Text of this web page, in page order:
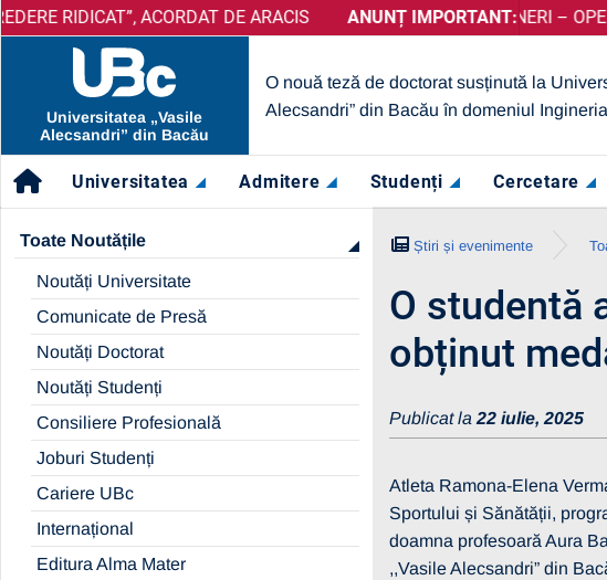
ACORDAT DE ARACIS ANUNȚ IMPORTANT:UBc A OBȚINUT
ANUNȚ IMPORTANT:PRELUNGIRE SELECȚIE PARTENERI – OPERATORI
Universitatea „Vasile
Alecsandri” din Bacău
O nouă teză de doctorat susținută la
Alecsandri” din Bacău în domeniul
Universitatea Admitere Studenți Cercetare
Toate Noutățile
Noutăți Universitate
Comunicate de Presă
Noutăți Doctorat
Noutăți Studenți
Consiliere Profesională
Joburi Studenți
Cariere UBc
Internațional
Editura Alma Mater
Știri și evenimente
O studentă
obținut
Publicat la 22 iulie, 2025
Atleta Ramona-Elena
Sportului și Sănătății,
doamna profesoară Aura
,,Vasile Alecsandri” din